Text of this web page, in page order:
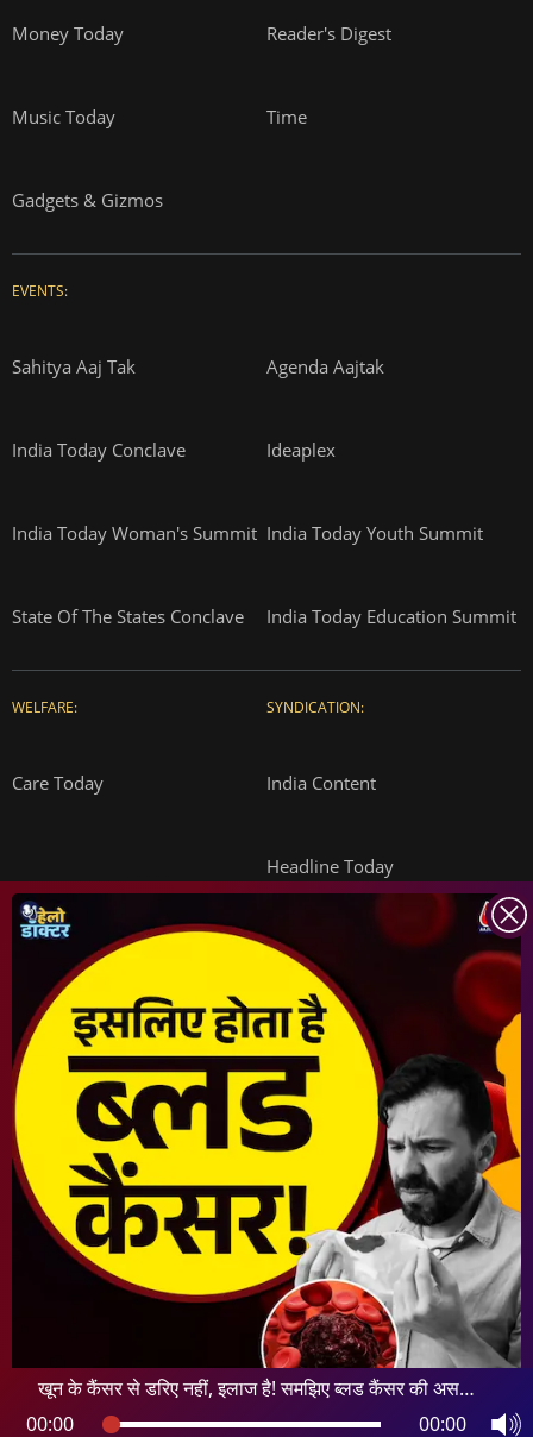
Money Today Reader's Digest
Music Today Time
Gadgets & Gizmos
EVENTS:
Sahitya Aaj Tak Agenda Aajtak
India Today Conclave Ideaplex
India Today Woman's Summit India Today Youth Summit
State Of The States Conclave India Today Education Summit
WELFARE:
Care Today
SYNDICATION:
India Content
Headline Today
INDIA TODAY ICHOWK
DOWNLOAD APP
FOLLOW US ON
Copyright ©2026 Living Media India Limited. For reprint rights:Syndications
Today
खून के कैंसर से डरिए नहीं, इलाज है! समझिए ब्लड कैंसर की असली
कहानी : हेलो डॉक्टर
00:00 00:00